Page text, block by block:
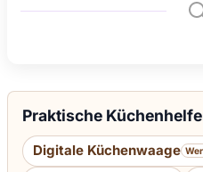
Praktische
Digitale Küchenwaage